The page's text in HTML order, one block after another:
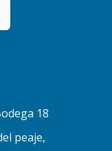
18
peaje,